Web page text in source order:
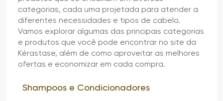
categorias, cada uma projetada para atender a
diferentes necessidades e tipos de cabelo.
Vamos explorar algumas das principais categorias
e produtos que você pode encontrar no site da
Kérastase, além de como aproveitar as melhores
ofertas e economizar em cada compra.
Shampoos e Condicionadores